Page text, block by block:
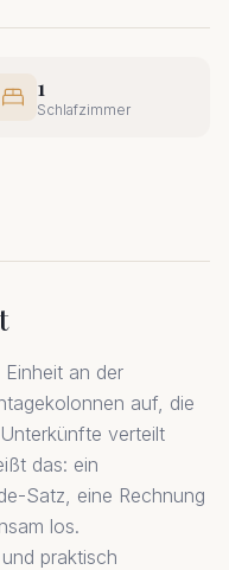
1
Schlafzimmer
an der
auf, die
verteilt
das: ein
Satz, eine Rechnung
los.
praktisch